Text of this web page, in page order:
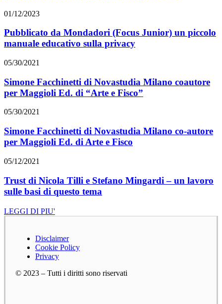
01/12/2023
Pubblicato da Mondadori (Focus Junior) un piccolo
manuale educativo sulla privacy
05/30/2021
Simone Facchinetti di Novastudia Milano coautore
per Maggioli Ed. di “Arte e Fisco”
05/30/2021
Simone Facchinetti di Novastudia Milano co-autore
per Maggioli Ed. di Arte e Fisco
05/12/2021
Trust di Nicola Tilli e Stefano Mingardi – un lavoro
sulle basi di questo tema
LEGGI DI PIU'
Disclaimer
Cookie Policy
Privacy
© 2023 – Tutti i diritti sono riservati